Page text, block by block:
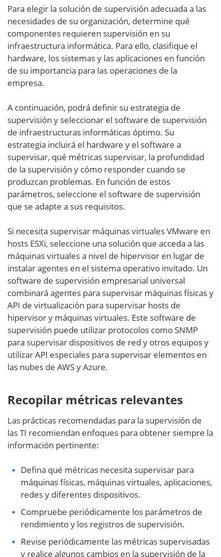
Para elegir la solución de supervisión adecuada a las
necesidades de su organización, determine qué
componentes requieren supervisión en su
infraestructura informática. Para ello, clasifique el
hardware, los sistemas y las aplicaciones en función
de su importancia para las operaciones de la
empresa.
A continuación, podrá definir su estrategia de
supervisión y seleccionar el software de supervisión
de infraestructuras informáticas óptimo. Su
estrategia incluirá el hardware y el software a
supervisar, qué métricas supervisar, la profundidad
de la supervisión y cómo responder cuando se
produzcan problemas. En función de estos
parámetros, seleccione el software de supervisión
que se adapte a sus requisitos.
Si necesita supervisar máquinas virtuales VMware en
hosts ESXi, seleccione una solución que acceda a las
máquinas virtuales a nivel de hipervisor en lugar de
instalar agentes en el sistema operativo invitado. Un
software de supervisión empresarial universal
combinará agentes para supervisar máquinas físicas y
API de virtualización para supervisar hosts de
hipervisor y máquinas virtuales. Este software de
supervisión puede utilizar protocolos como SNMP
para supervisar dispositivos de red y otros equipos y
utilizar API especiales para supervisar elementos en
las nubes de AWS y Azure.
Recopilar métricas relevantes
Las prácticas recomendadas para la supervisión de
las TI recomiendan enfoques para obtener siempre la
información pertinente:
Defina qué métricas necesita supervisar para
máquinas físicas, máquinas virtuales, aplicaciones,
redes y diferentes dispositivos.
Compruebe periódicamente los parámetros de
rendimiento y los registros de supervisión.
Revise periódicamente las métricas supervisadas
y realice algunos cambios en la supervisión de la